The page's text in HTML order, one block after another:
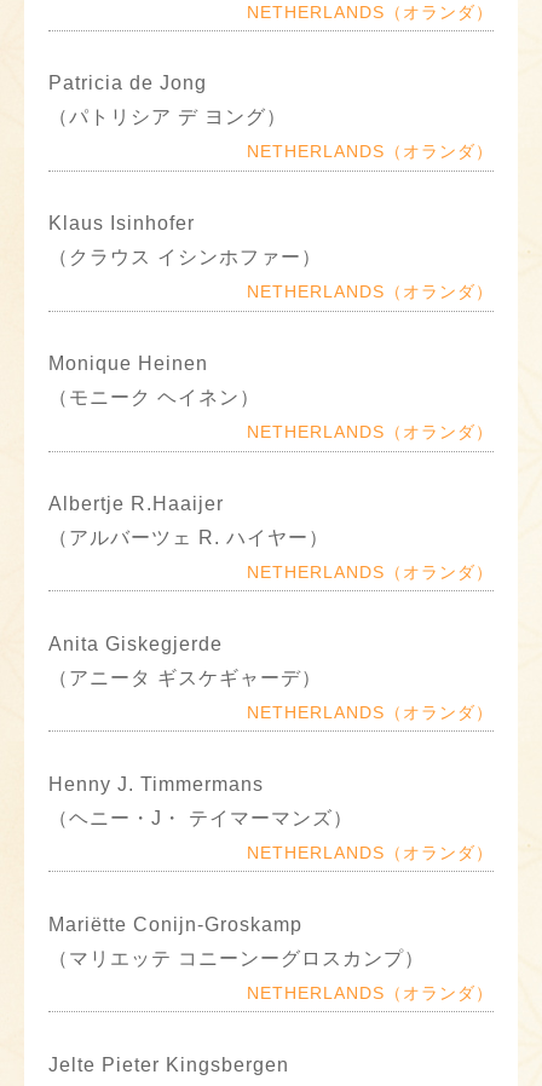
NETHERLANDS（オランダ）
Patricia de Jong
（パトリシア デ ヨング）
NETHERLANDS（オランダ）
Klaus Isinhofer
（クラウス イシンホファー）
NETHERLANDS（オランダ）
Monique Heinen
（モニーク ヘイネン）
NETHERLANDS（オランダ）
Albertje R.Haaijer
（アルバーツェ R. ハイヤー）
NETHERLANDS（オランダ）
Anita Giskegjerde
（アニータ ギスケギャーデ）
NETHERLANDS（オランダ）
Henny J. Timmermans
（ヘニー・J・ テイマーマンズ）
NETHERLANDS（オランダ）
Mariëtte Conijn-Groskamp
（マリエッテ コニーンーグロスカンプ）
NETHERLANDS（オランダ）
Jelte Pieter Kingsbergen